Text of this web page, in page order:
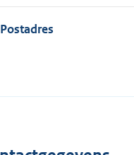
Postadres